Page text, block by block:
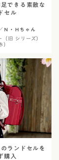
できる素敵な
セル
Ｎ・Ｈちゃん
（旧 シリーズ）
）
ランドセルを
購入